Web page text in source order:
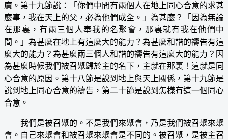
廣。第十九節說：「你們中間有兩個人在地上同心合意的求甚
麼事，我在天上的父，必為他們成全。」為甚麼？「因為無論
在那裏，有兩三個人奉我的名聚會，那裏就有我在他們中
間。」為甚麼在地上有這麼大的能力？為甚麼和諧的禱告有這
麼大的能力？為甚麼兩三個人和諧的禱告有這麼大的能力？因
為甚麼時候我們被召聚歸於主的名下，主就在那裏！這就是同
心合意的原因。第十八節是說到地上與天上關係，第十九節是
說到地上同心合意的禱告，第二十節是說到怎樣有這一個同心
合意。
我們是被召聚的。不是我們來聚會，乃是我們被召聚來聚
會。自己來聚會和被召聚來聚會是不同的。被召聚，是被主召